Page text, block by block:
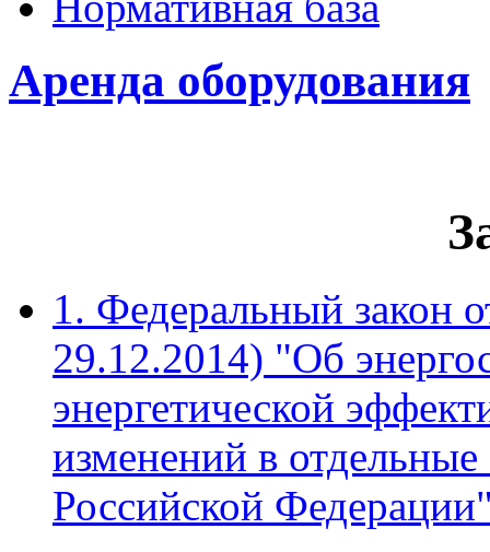
Аренда оборудования
1. Федеральный закон
29.12.2014) "Об
энергетической
изменений в
Российской